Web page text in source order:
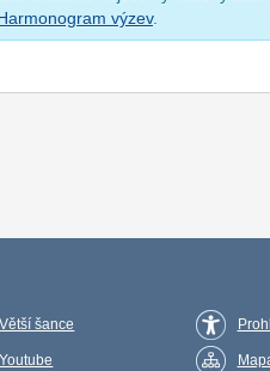
výzev.
Větší šance
Youtube